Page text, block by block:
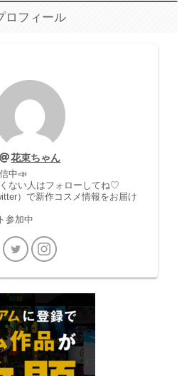
ロフィール
花束ちゃん
中📣
ない人はフォローしてね♡
）で新作コスメ情報をお届け
参加中